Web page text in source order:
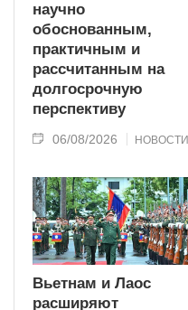
научно
обоснованным,
практичным и
рассчитанным на
долгосрочную
перспективу
06/08/2026 НОВОСТИ
Вьетнам и Лаос
расширяют